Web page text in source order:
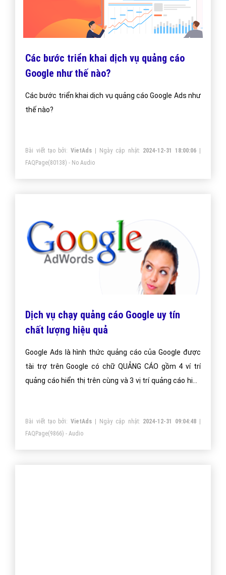
Các bước triển khai dịch vụ quảng cáo
Google như thế nào?
Các bước triển khai dịch vụ quảng cáo Google Ads như
thế nào?
Bài viết tạo bởi:VietAds | Ngày cập nhật: 2024-12-31 18:00:06 |
FAQPage(80138) - No Audio
Dịch vụ chạy quảng cáo Google uy tín
chất lượng hiệu quả
Google Ads là hình thức quảng cáo của Google được
tài trợ trên Google có chữ QUẢNG CÁO gồm 4 ví trí
quảng cáo hiển thị trên cùng và 3 vị trí quảng cáo hiển
Bài viết tạo bởi:VietAds | Ngày cập nhật: 2024-12-31 09:04:48 |
FAQPage(9866) - Audio